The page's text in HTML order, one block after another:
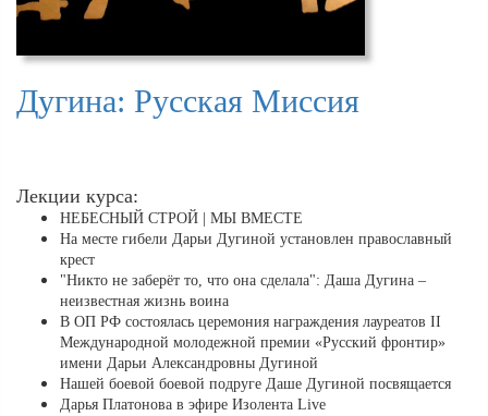
Дугина: Русская Миссия
Лекции курса:
НЕБЕСНЫЙ СТРОЙ | МЫ ВМЕСТЕ
На месте гибели Дарьи Дугиной установлен православный
крест
"Никто не заберёт то, что она сделала": Даша Дугина –
неизвестная жизнь воина
В ОП РФ состоялась церемония награждения лауреатов II
Международной молодежной премии «Русский фронтир»
имени Дарьи Александровны Дугиной
Нашей боевой боевой подруге Даше Дугиной посвящается
Дарья Платонова в эфире Изолента Live